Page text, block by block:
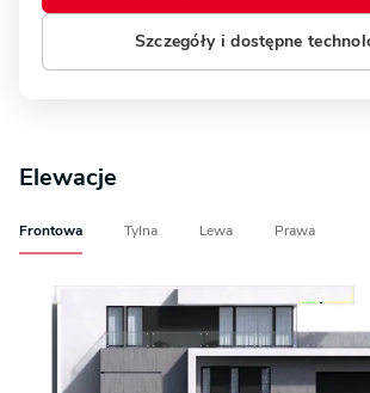
Szczegóły i dostępne
Elewacje
Frontowa Tylna Lewa Prawa